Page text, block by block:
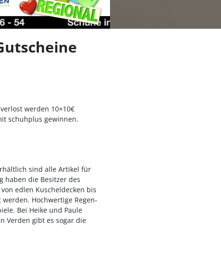
werden 10×10€
schuhplus gewinnen.
sind alle Artikel für
haben die Besitzer des
edlen Kuscheldecken bis
Hochwertige Regen-
Bei Heike und Paule
Verden gibt es sogar die